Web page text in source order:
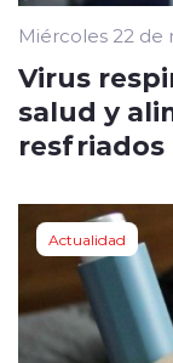
Miércoles 22 de
Virus
salud y
resfriados
Actualidad